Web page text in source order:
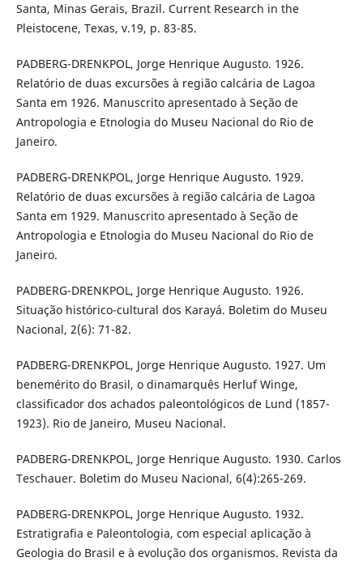
Santa, Minas Gerais, Brazil. Current Research in the
Pleistocene, Texas, v.19, p. 83-85.
PADBERG-DRENKPOL, Jorge Henrique Augusto. 1926.
Relatório de duas excursões à região calcária de Lagoa
Santa em 1926. Manuscrito apresentado à Seção de
Antropologia e Etnologia do Museu Nacional do Rio de
Janeiro.
PADBERG-DRENKPOL, Jorge Henrique Augusto. 1929.
Relatório de duas excursões à região calcária de Lagoa
Santa em 1929. Manuscrito apresentado à Seção de
Antropologia e Etnologia do Museu Nacional do Rio de
Janeiro.
PADBERG-DRENKPOL, Jorge Henrique Augusto. 1926.
Situação histórico-cultural dos Karayá. Boletim do Museu
Nacional, 2(6): 71-82.
PADBERG-DRENKPOL, Jorge Henrique Augusto. 1927. Um
benemérito do Brasil, o dinamarquês Herluf Winge,
classificador dos achados paleontológicos de Lund (1857-
1923). Rio de Janeiro, Museu Nacional.
PADBERG-DRENKPOL, Jorge Henrique Augusto. 1930. Carlos
Teschauer. Boletim do Museu Nacional, 6(4):265-269.
PADBERG-DRENKPOL, Jorge Henrique Augusto. 1932.
Estratigrafia e Paleontologia, com especial aplicação à
Geologia do Brasil e à evolução dos organismos. Revista da